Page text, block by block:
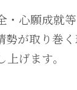
心願成就等
勢が取り巻
げます。